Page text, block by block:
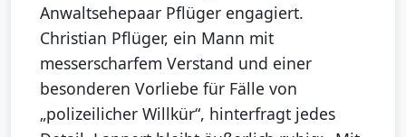
Anwaltsehepaar Pflüger engagiert.
Christian Pflüger, ein Mann mit
messerscharfem Verstand und einer
besonderen Vorliebe für Fälle von
„polizeilicher Willkür“, hinterfragt jedes